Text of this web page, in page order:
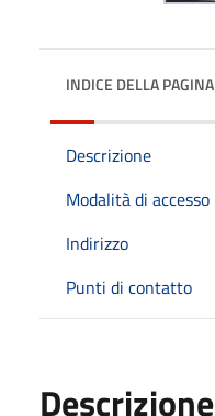
INDICE DELLA PAGINA
Descrizione
Modalità di accesso
Indirizzo
Punti di contatto
Descrizione